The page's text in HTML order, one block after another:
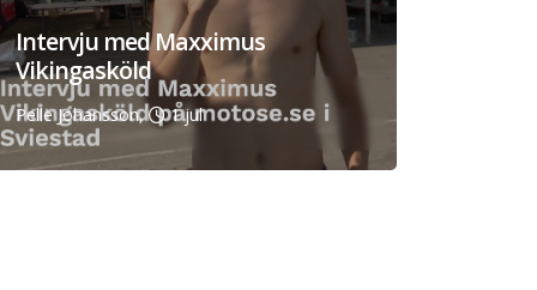
Intervju med Maxximus
Vikingasköld
Pelle Johansson, 1 jul